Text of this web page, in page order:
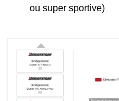
ou super sportive)